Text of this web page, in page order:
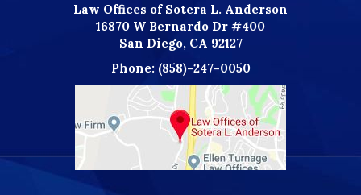
Law Offices of Sotera L. Anderson
16870 W Bernardo Dr #400
San Diego, CA 92127
Phone: (858)-247-0050